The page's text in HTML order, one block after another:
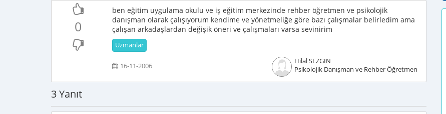
0
ben eğitim uygulama okulu ve iş eğitim merkezinde rehber öğretmen ve psikolojik
danışman olarak çalışıyorum kendime ve yönetmeliğe göre bazı çalışmalar belirledim ama
çalışan arkadaşlardan değişik öneri ve çalışmaları varsa sevinirim
Uzmanlar
16-11-2006
Hilal SEZGİN
Psikolojik Danışman ve Rehber Öğretmen
3 Yanıt